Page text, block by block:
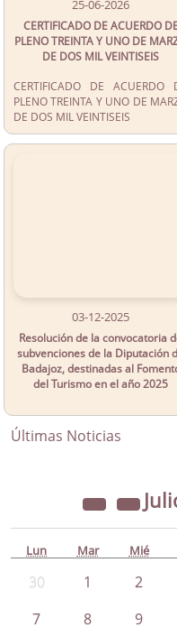
25-06-2026
CERTIFICADO DE ACUERDO
PLENO TREINTA Y UNO DE
DE DOS MIL VEINTISEIS
CERTIFICADO DE ACUERDO
PLENO TREINTA Y UNO DE
DE DOS MIL VEINTISEIS
03-12-2025
Resolución de la convocatoria
subvenciones de la Diputación
Badajoz, destinadas al
del Turismo en el año 2025
Últimas Noticias
Lun Mar Mié
30 1 2
7
8 9